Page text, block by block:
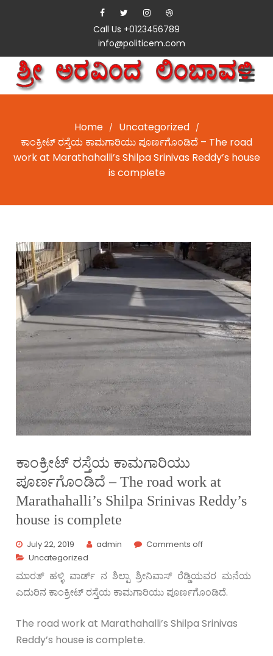
Call Us +0123456789
info@politicem.com
Home / Uncategorized /
ಕಾಂಕ್ರೀಟ್ ರಸ್ತೆಯ ಕಾಮಗಾರಿಯು ಪೂರ್ಣಗೊಂಡಿದೆ – The road
work at Marathahalli’s Shilpa Srinivas Reddy’s house
is complete
ಕಾಂಕ್ರೀಟ್ ರಸ್ತೆಯ ಕಾಮಗಾರಿಯು
ಪೂರ್ಣಗೊಂಡಿದೆ – The road work at
Marathahalli’s Shilpa Srinivas Reddy’s
house is complete
July 22, 2019 admin
Comments off
Uncategorized
ಮಾರತ್ ಹಳ್ಳಿ ವಾರ್ಡ್ ನ ಶಿಲ್ಪಾ ಶ್ರೀನಿವಾಸ್ ರೆಡ್ಡಿಯವರ ಮನೆಯ
ಎದುರಿನ ಕಾಂಕ್ರೀಟ್ ರಸ್ತೆಯ ಕಾಮಗಾರಿಯು ಪೂರ್ಣಗೊಂಡಿದೆ.
The road work at Marathahalli’s Shilpa Srinivas
Reddy’s house is complete.